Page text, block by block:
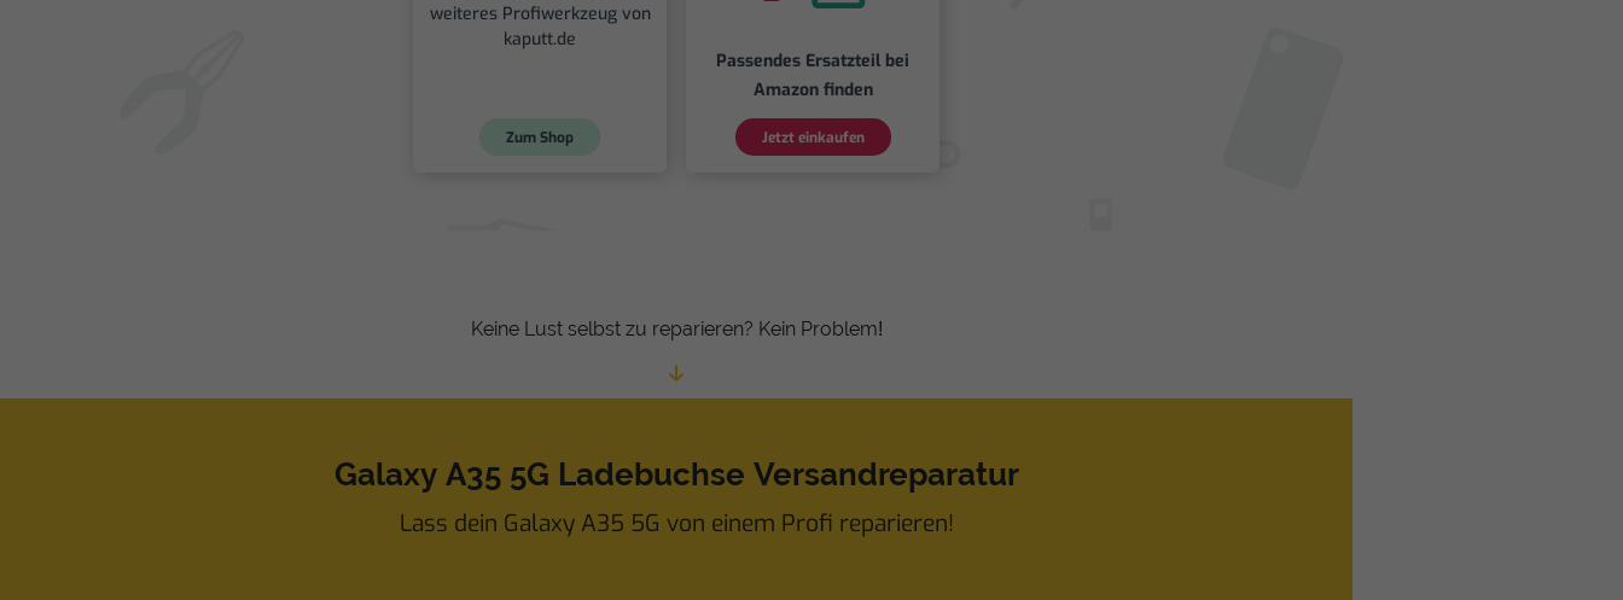
weiteres Profiwerkzeug von
kaputt.de
Zum Shop
Passendes Ersatzteil bei
Amazon finden
Jetzt einkaufen
Keine Lust selbst zu reparieren? Kein Problem!
Galaxy A35 5G Ladebuchse Versandreparatur
Lass dein Galaxy A35 5G von einem Profi reparieren!